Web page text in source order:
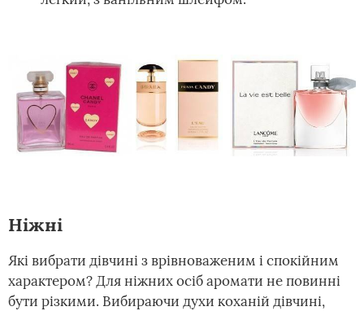
Ніжні
Які вибрати дівчині з врівноваженим і спокійним
характером? Для ніжних осіб аромати не повинні
бути різкими. Вибираючи духи коханій дівчині,